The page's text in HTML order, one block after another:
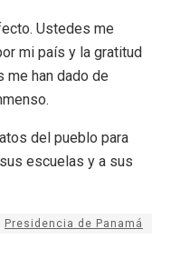
Ustedes me
mi país y la gratitud
me han dado de
del pueblo para
escuelas y a sus
Presidencia de Panamá